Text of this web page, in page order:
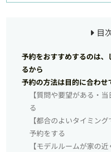
目
予約をおすすめするのは
るから
予約の方法は目的に合わせ
【質問や要望がある・
る
【都合のよいタイミン
予約をする
【モデルルームが家の